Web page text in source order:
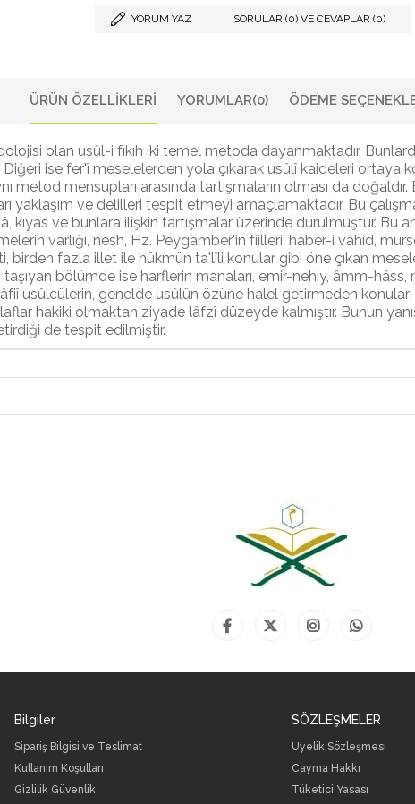
YORUM YAZ SORULAR (0) VE CEVAPLAR (0)
ÜRÜN ÖZELLIKLERI YORUMLAR(0) ÖDEME
olan usûl-i fıkıh iki temel metoda dayanmaktadır.
ise fer'î meselelerden yola çıkarak usûlî kaideleri ortaya
metod mensupları arasında tartışmaların olması da
yaklaşım ve delilleri tespit etmeyi amaçlamaktadır. Bu
kıyas ve bunlara ilişkin tartışmalar üzerinde durulmuştur. Bu
varlığı, nesh, Hz. Peygamber'in fiilleri, haber-i vâhid,
birden fazla illet ile hükmün ta'lîli konular gibi öne çıkan
taşıyan bölümde ise harflerin manaları, emir-nehiy, âmm-
usûlcülerin, genelde usûlün özüne halel getirmeden konuları
hakiki olmaktan ziyade lâfzî düzeyde kalmıştır. Bunun
de tespit edilmiştir.
Bilgiler
Sipariş Bilgisi ve Teslimat
Kullanım Koşulları
Gizlilik Güvenlik
SÖZLEŞMELER
Üyelik Sözleşmesi
Cayma Hakkı
Tüketici Yasası